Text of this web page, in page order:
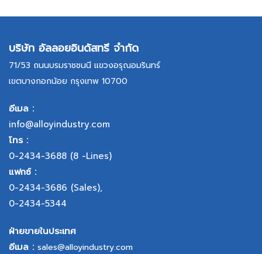
บริษัท อัลลอยอินดัสทรี จำกัด
71/53 ถนนบรมราชชนนี แขวงอรุณอมรินทร์
เขตบางกอกน้อย กรุงเทพ 10700
อีเมล :
info@alloyindustry.com
โทร :
0-2434-3688 (8 -Lines)
แฟกซ์ :
0-2434-3686 (Sales),
0-2434-5344
ฝ่ายขายในประเทศ
อีเมล : sales@alloyindustry.com